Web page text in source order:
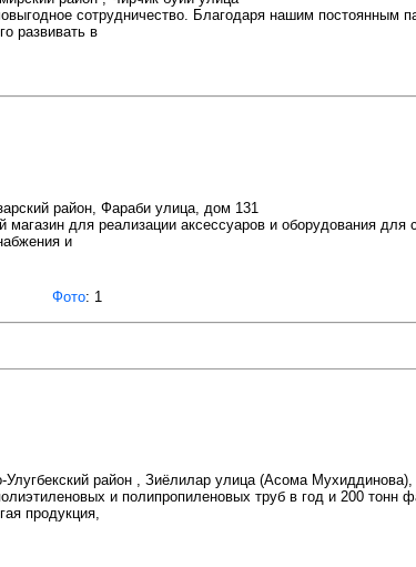
сотрудничество. Благодаря нашим постоянным
развивать в
район, Фараби улица, дом 131
для реализации аксессуаров и оборудования для
и
Фото: 1
Улугбекский район , Зиёлилар улица (Асома
и полипропиленовых труб в год и 200 тонн
продукция,